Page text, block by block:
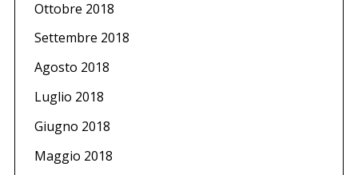
Ottobre 2018
Settembre 2018
Agosto 2018
Luglio 2018
Giugno 2018
Maggio 2018